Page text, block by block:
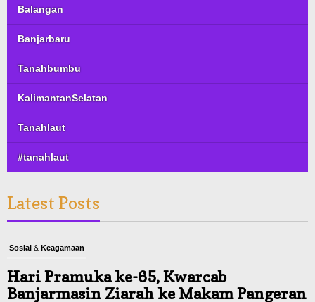
Balangan
Banjarbaru
Tanahbumbu
KalimantanSelatan
Tanahlaut
#tanahlaut
Latest Posts
Sosial & Keagamaan
Hari Pramuka ke-65, Kwarcab
Banjarmasin Ziarah ke Makam Pangeran